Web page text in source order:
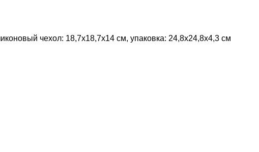
чехол: 18,7х18,7х14 см, упаковка: 24,8x24,8x4,3 см